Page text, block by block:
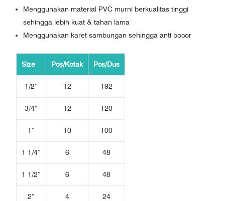
Menggunakan material PVC murni berkualitas tinggi
sehingga lebih kuat & tahan lama
Menggunakan karet sambungan sehingga anti bocor
Size Pcs/Kotak Pcs/Dus
1/2″ 12 192
3/4″ 12 120
1″ 10 100
1 1/4″ 6 48
1 1/2″ 6 48
2″ 4 24